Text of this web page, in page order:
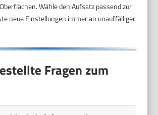
Wähle den Aufsatz passend zur
neue Einstellungen immer an unauffälliger
Fragen zum